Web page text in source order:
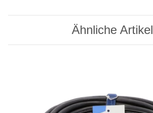
Ähnliche Artikel